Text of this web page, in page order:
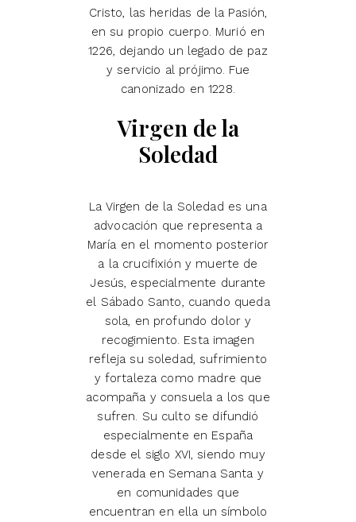
Cristo, las heridas de la Pasión,
en su propio cuerpo. Murió en
1226, dejando un legado de paz
y servicio al prójimo. Fue
canonizado en 1228.
Virgen de la
Soledad
La Virgen de la Soledad es una
advocación que representa a
María en el momento posterior
a la crucifixión y muerte de
Jesús, especialmente durante
el Sábado Santo, cuando queda
sola, en profundo dolor y
recogimiento. Esta imagen
refleja su soledad, sufrimiento
y fortaleza como madre que
acompaña y consuela a los que
sufren. Su culto se difundió
especialmente en España
desde el siglo XVI, siendo muy
venerada en Semana Santa y
en comunidades que
encuentran en ella un símbolo